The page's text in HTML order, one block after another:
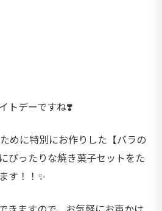
トデーですね❣️
めに特別にお作りした【バラの
ぴったりな焼き菓子セットをた
す！！✨